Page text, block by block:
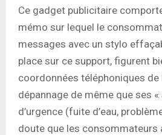
Ce gadget publicitaire
mémo sur lequel le
messages avec un stylo
place sur ce support, figurent
coordonnées téléphoniques de
dépannage de même que ses
d’urgence (fuite d’eau,
doute que les consommateurs